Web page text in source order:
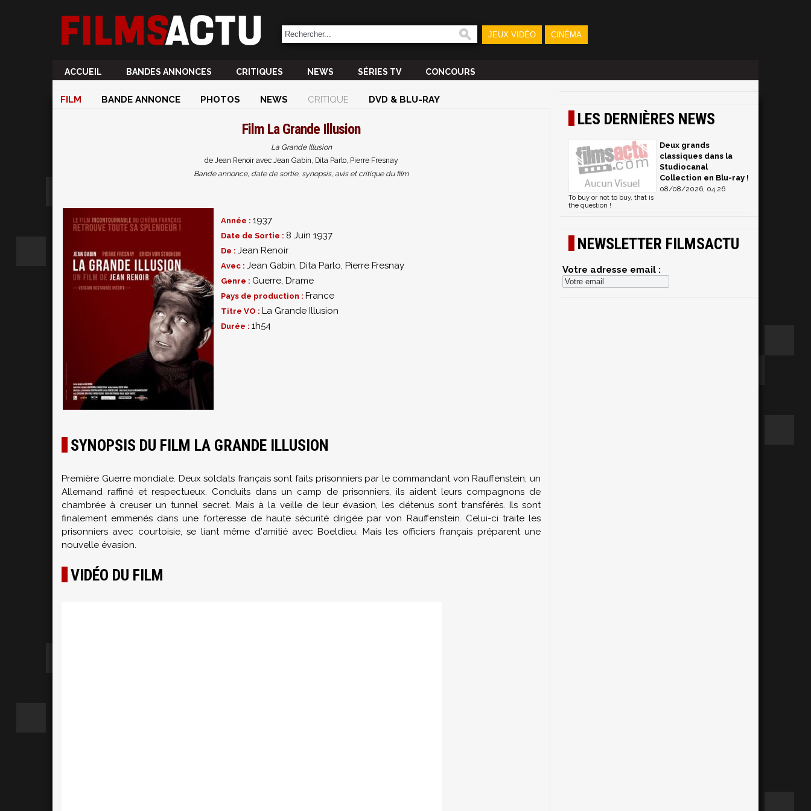
JEUX VIDÉO CINÉMA
ACCUEIL BANDES ANNONCES CRITIQUES NEWS SÉRIES TV CONCOURS
FILM BANDE ANNONCE PHOTOS NEWS CRITIQUE DVD & BLU-RAY
Film La Grande Illusion
La Grande Illusion
de Jean Renoir avec Jean Gabin, Dita Parlo, Pierre Fresnay
Bande annonce, date de sortie, synopsis, avis et critique du film
Année : 1937
Date de Sortie : 8 Juin 1937
De : Jean Renoir
Avec : Jean Gabin, Dita Parlo, Pierre Fresnay
Genre : Guerre, Drame
Pays de production : France
Titre VO : La Grande Illusion
Durée : 1h54
SYNOPSIS DU FILM LA GRANDE ILLUSION
Première Guerre mondiale. Deux soldats français sont faits prisonniers par le commandant von Rauffenstein, un
Allemand raffiné et respectueux. Conduits dans un camp de prisonniers, ils aident leurs compagnons de
chambrée à creuser un tunnel secret. Mais à la veille de leur évasion, les détenus sont transférés. Ils sont
finalement emmenés dans une forteresse de haute sécurité dirigée par von Rauffenstein. Celui-ci traite les
prisonniers avec courtoisie, se liant même d'amitié avec Boeldieu. Mais les officiers français préparent une
nouvelle évasion.
VIDÉO DU FILM
LES DERNIÈRES NEWS
Deux grands
classiques dans la
Studiocanal
Collection en Blu-ray !
08/08/2026, 04:26
To buy or not to buy, that is
the question !
NEWSLETTER FILMSACTU
Votre adresse email :